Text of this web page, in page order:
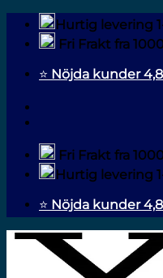
Fortsæt
indhold
Hurtig levering
Fri Frakt fra
⭐ Nöjda kunder
Fri Frakt fra
Hurtig levering
⭐ Nöjda kunder